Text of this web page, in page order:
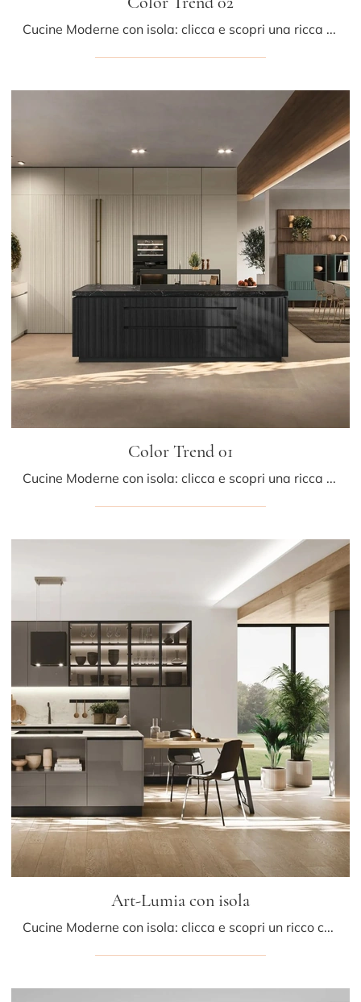
Cucine Moderne con isola: clicca e scopri una ricca gamma di soluzioni dell'azienda Stosa, tra cui il modello Color Trend 02.
Color Trend 01
Cucine Moderne con isola: clicca e scopri una ricca gamma di soluzioni del marchio Stosa, tra cui il modello Color Trend 01.
Art-Lumia con isola
Cucine Moderne con isola: clicca e scopri un ricco catalogo di soluzioni del brand Stosa, tra cui il modello Art-Lumia con isola.